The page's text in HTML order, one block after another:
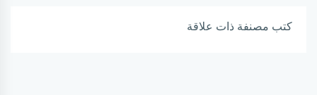
كتب مصنفة ذات علاقة